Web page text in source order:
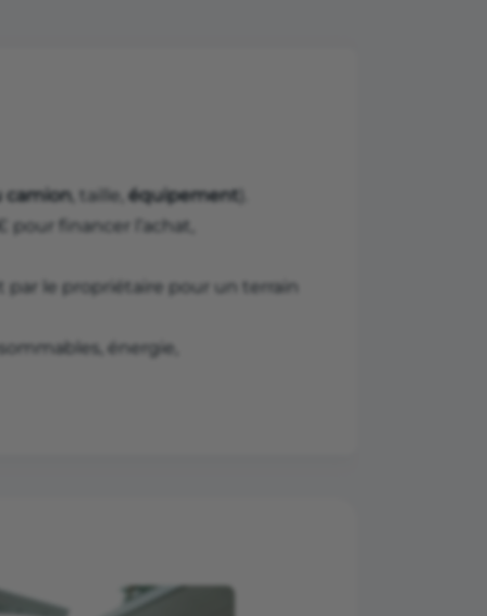
camion, taille, équipement
financer l’achat,
le propriétaire pour un terrain
énergie,